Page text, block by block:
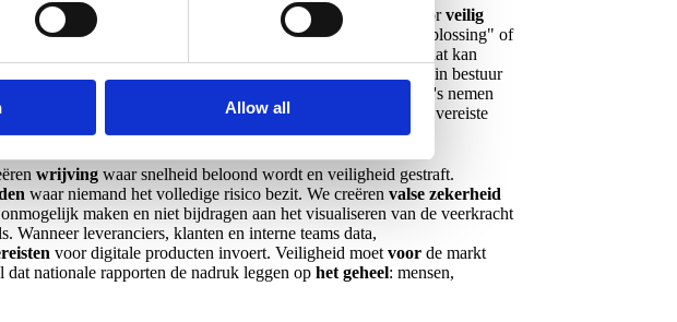
Allow all
. Wat gebeurt er als een salesmanager erkenning krijgt voorveilig
veilige standaardcomponenten
in plaats van "eigen snelle oplossing" of
Dan verandert het klimaat, daar geloof ik heilig in. En dat kan
veiligheid aan
geïntegreerd in bestuur
raden van bestuur die cyber integreren in bedrijfsrisico's nemen
2024). Het moet dus in de functieomschrijving staan, de vereiste
wrijving waar snelheid beloond wordt en veiligheid gestraft.
waar niemand het volledige risico bezit. We creëren valse zekerheid
maken en niet bijdragen aan het visualiseren van de veerkracht
leveranciers, klanten en interne teams data,
voor digitale producten invoert. Veiligheid moet voor de markt
nationale rapporten de nadruk leggen op het geheel: mensen,